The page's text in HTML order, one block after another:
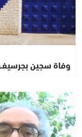
وفاة سجين
ثقافة وفنون